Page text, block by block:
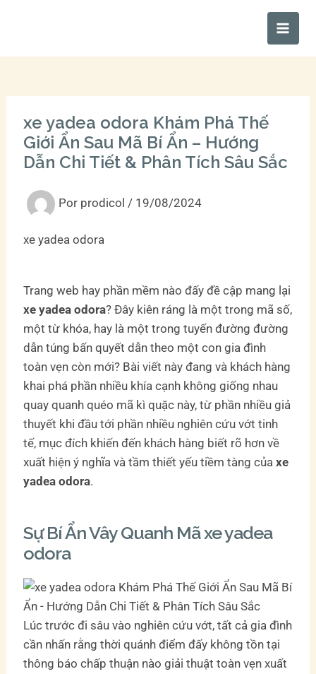
Main
xe yadea odora Khám Phá Thế
Giới Ẩn Sau Mã Bí Ẩn – Hướng
Dẫn Chi Tiết & Phân Tích Sâu Sắc
Por prodicol / 19/08/2024
xe yadea odora
Trang web hay phần mềm nào đấy đề cập mang lại
xe yadea odora? Đây kiên ráng là một trong mã số,
một từ khóa, hay là một trong tuyến đường đường
dẫn túng bấn quyết dẫn theo một con gia đình
toàn vẹn còn mới? Bài viết này đang và khách hàng
khai phá phần nhiều khía cạnh không giống nhau
quay quanh quéo mã kì quặc này, từ phần nhiều giả
thuyết khi đầu tới phần nhiều nghiên cứu vớt tinh
tế, mục đích khiến đến khách hàng biết rõ hơn về
xuất hiện ý nghĩa và tầm thiết yếu tiềm tàng củaxe
yadea odora.
Sự Bí Ẩn Vây Quanh Mã xe yadea
odora
Lúc trước đi sâu vào nghiên cứu vớt, tất cả gia đình
cần nhấn rằng thời quánh điểm đấy không tồn tại
thông báo chấp thuận nào giải thuật toàn vẹn xuất